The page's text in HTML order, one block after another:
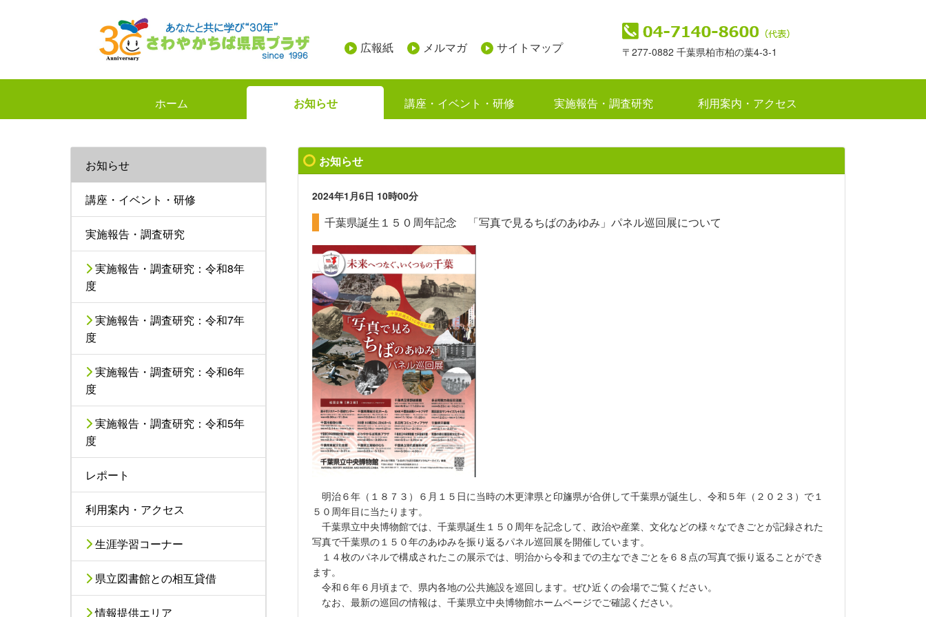
広報紙 メルマガ サイトマップ 〒277-0882 千葉県柏市柏の葉4-3-1
ホーム お知らせ 講座・イベント・研修 実施報告・調査研究 利用案内・アクセス
お知らせ
講座・イベント・研修
実施報告・調査研究
実施報告・調査研究：令和8年
度
実施報告・調査研究：令和7年
度
実施報告・調査研究：令和6年
度
実施報告・調査研究：令和5年
度
レポート
利用案内・アクセス
生涯学習コーナー
県立図書館との相互貸借
情報提供エリア
お知らせ
2024年1月6日 10時00分
千葉県誕生１５０周年記念 「写真で見るちばのあゆみ」パネル巡回展について
明治６年（１８７３）６月１５日に当時の木更津県と印旛県が合併して千葉県が誕生し、令和５年（２０２３）で１
５０周年目に当たります。
千葉県立中央博物館では、千葉県誕生１５０周年を記念して、政治や産業、文化などの様々なできごとが記録された
写真で千葉県の１５０年のあゆみを振り返るパネル巡回展を開催しています。
１４枚のパネルで構成されたこの展示では、明治から令和までの主なできごとを６８点の写真で振り返ることができ
ます。
令和６年６月頃まで、県内各地の公共施設を巡回します。ぜひ近くの会場でご覧ください。
なお、最新の巡回の情報は、千葉県立中央博物館ホームページでご確認ください。